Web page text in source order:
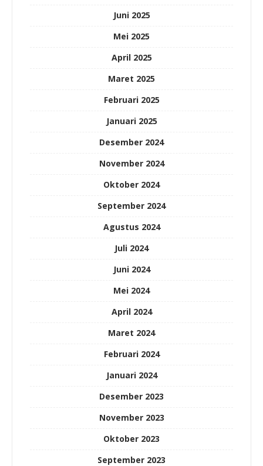
Juni 2025
Mei 2025
April 2025
Maret 2025
Februari 2025
Januari 2025
Desember 2024
November 2024
Oktober 2024
September 2024
Agustus 2024
Juli 2024
Juni 2024
Mei 2024
April 2024
Maret 2024
Februari 2024
Januari 2024
Desember 2023
November 2023
Oktober 2023
September 2023